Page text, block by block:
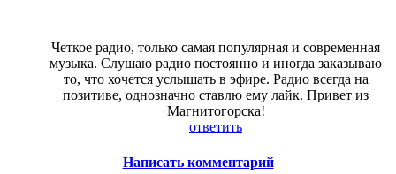
Четкое радио, только самая популярная и современная
музыка. Слушаю радио постоянно и иногда заказываю
то, что хочется услышать в эфире. Радио всегда на
позитиве, однозначно ставлю ему лайк. Привет из
Магнитогорска!
ответить
Написать комментарий